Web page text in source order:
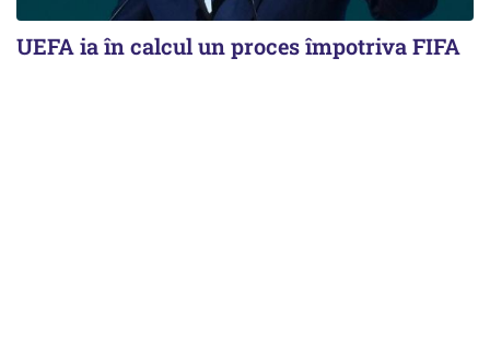
UEFA ia în calcul un proces împotriva FIFA